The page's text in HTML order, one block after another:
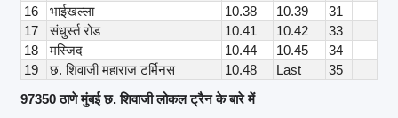
16
भाईखल्ला 10.38 10.39
31
17
संधुर्स्त रोड 10.41 10.42
33
18
मस्जिद 10.44 10.45
34
19
छ. शिवाजी महाराज टर्मिनस 10.48 Last
35
97350 ठाणे मुंबई छ. शिवाजी लोकल ट्रैन के बारे में